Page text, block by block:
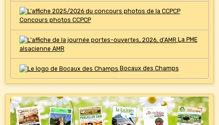
Concours photos CCPCP
La PME
alsacienne AMR
Bocaux des Champs